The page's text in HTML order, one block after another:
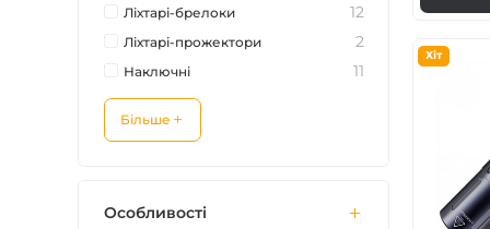
Хіт
Ліхтарі-брелоки 12
Ліхтарі-прожектори 2
Наключні 11
Більше
Особливості